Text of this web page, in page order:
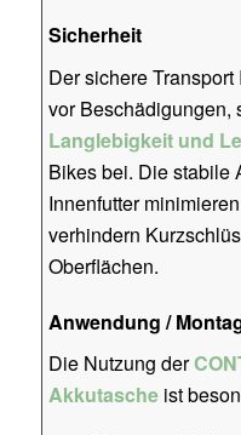
Sicherheit
Der sichere
vor Beschädigungen,
Langlebigkeit und
Bikes bei. Die stabile
Innenfutter
verhindern
Oberflächen.
Anwendung /
Die Nutzung der
Akkutascheist